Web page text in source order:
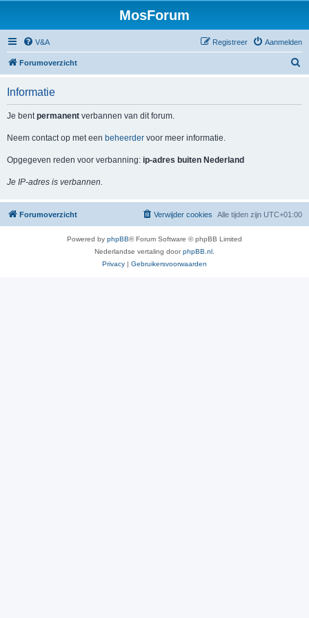
MosForum
V&A Aanmelden
Registreer
Forumoverzicht
Informatie
Je bentpermanent verbannen van dit forum.
Neem contact op met een beheerder voor meer informatie.
Opgegeven reden voor verbanning: ip-adres buiten Nederland
Je IP-adres is verbannen.
Forumoverzicht Alle tijden zijn UTC+01:00
Verwijder cookies
Powered by phpBB® Forum Software © phpBB Limited
Nederlandse vertaling doorphpBB.nl
Privacy | Gebruikersvoorwaarden